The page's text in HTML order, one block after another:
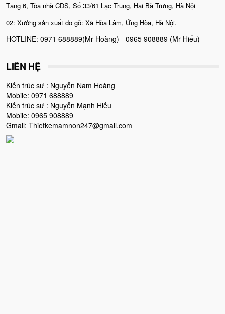
Tầng 6, Tòa nhà CDS, Số 33/61 Lạc Trung, Hai Bà Trưng, Hà Nội
02: Xưởng sản xuất đồ gỗ: Xã Hòa Lâm, Ứng Hòa, Hà Nội.
HOTLINE: 0971 688889(Mr Hoàng) - 0965 908889 (Mr Hiếu)
LIÊN HỆ
Kiến trúc sư : Nguyễn Nam Hoàng
Mobile: 0971 688889
Kiến trúc sư : Nguyễn Mạnh Hiếu
Mobile: 0965 908889
Gmail: Thietkemamnon247@gmail.com